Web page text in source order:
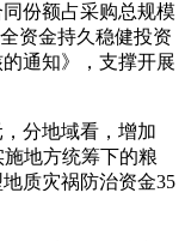
份额占采购总规模
资金持久稳健投资
通知》，支撑开展
分地域看，增加
地方统筹下的粮
质灾祸防治资金35